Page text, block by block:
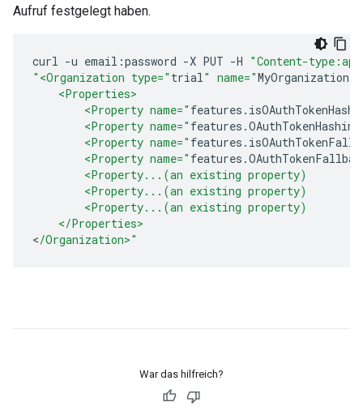
Aufruf festgelegt haben.
curl -u email :password -X PUT -H "Content-
"<Organization type=" trial" name="MyOrganization
    <Properties>
        <Property name="
features .
        <Property name="
features .
        <Property name="
features .
        <Property name="
features .
        <Property...(an existing property)
        <Property...(an existing property)
        <Property...(an existing property)
    </Properties>
</Organization>"
War das hilfreich?